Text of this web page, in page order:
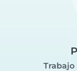
Trabajo